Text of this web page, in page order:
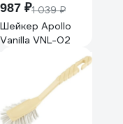
987 ₽1 039 ₽
Шейкер Apollo
Vanilla VNL-02